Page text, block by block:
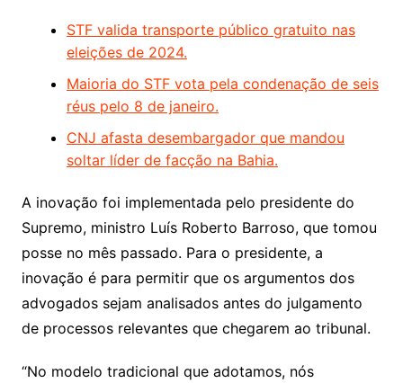
STF valida transporte público gratuito nas
eleições de 2024.
Maioria do STF vota pela condenação de seis
réus pelo 8 de janeiro.
CNJ afasta desembargador que mandou
soltar líder de facção na Bahia.
A inovação foi implementada pelo presidente do
Supremo, ministro Luís Roberto Barroso, que tomou
posse no mês passado. Para o presidente, a
inovação é para permitir que os argumentos dos
advogados sejam analisados antes do julgamento
de processos relevantes que chegarem ao tribunal.
“No modelo tradicional que adotamos, nós